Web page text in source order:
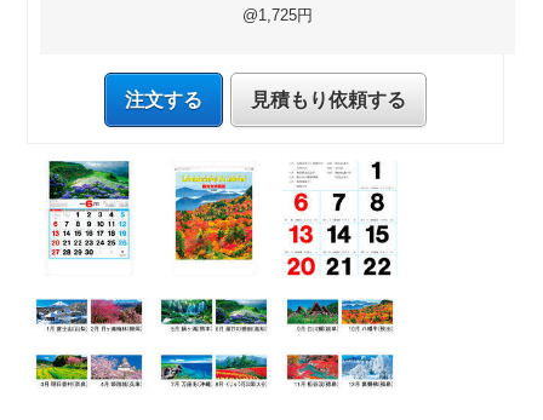
@1,725円
注文する 見積もり依頼する